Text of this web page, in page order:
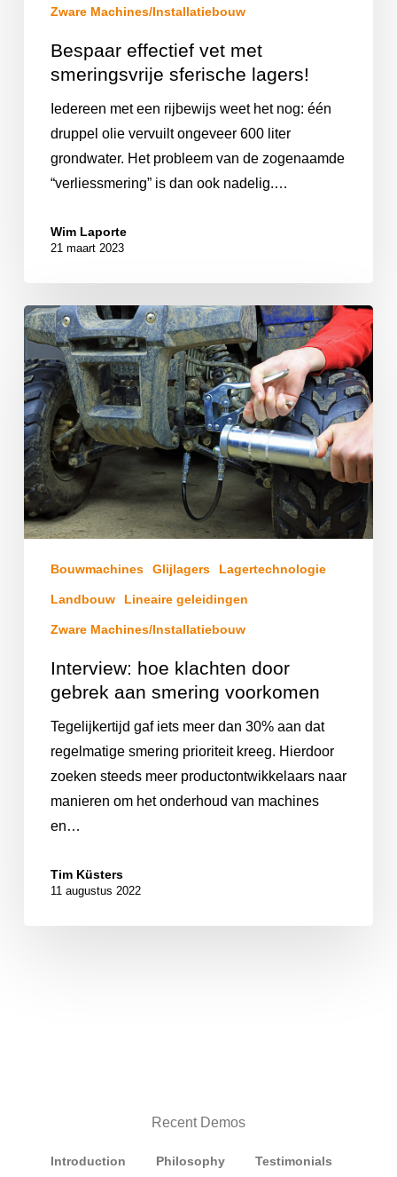
Zware Machines/Installatiebouw
Bespaar effectief vet met
smeringsvrije sferische lagers!
Iedereen met een rijbewijs weet het nog: één
druppel olie vervuilt ongeveer 600 liter
grondwater. Het probleem van de zogenaamde
“verliessmering” is dan ook nadelig.…
Wim Laporte
21 maart 2023
Bouwmachines Glijlagers Lagertechnologie
Landbouw Lineaire geleidingen
Zware Machines/Installatiebouw
Interview: hoe klachten door
gebrek aan smering voorkomen
Tegelijkertijd gaf iets meer dan 30% aan dat
regelmatige smering prioriteit kreeg. Hierdoor
zoeken steeds meer productontwikkelaars naar
manieren om het onderhoud van machines
en…
Tim Küsters
11 augustus 2022
Recent Demos
Introduction Philosophy Testimonials